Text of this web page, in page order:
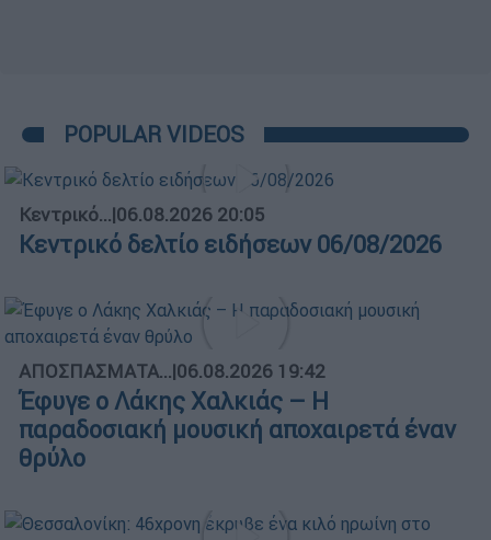
POPULAR VIDEOS
Κεντρικό...|06.08.2026 20:05
Κεντρικό δελτίο ειδήσεων 06/08/2026
ΑΠΟΣΠΑΣΜΑΤΑ...|06.08.2026 19:42
Έφυγε ο Λάκης Χαλκιάς – Η
παραδοσιακή μουσική αποχαιρετά έναν
θρύλο